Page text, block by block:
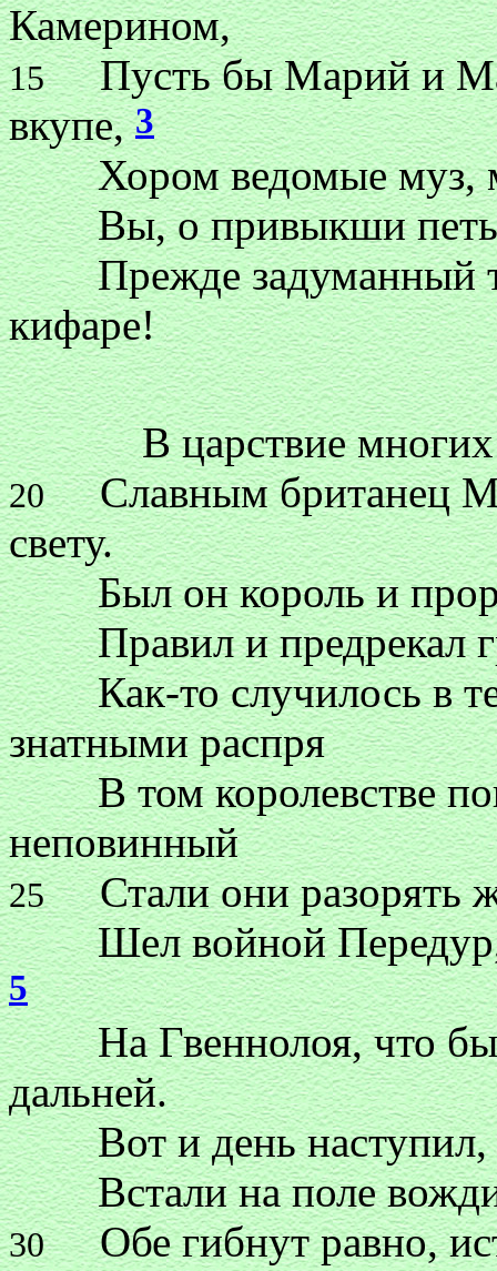
Камерином,
15Пусть бы Марий и
вкупе,3
Хором ведомые муз,
Вы, о привыкши петь
Прежде задуманный
кифаре!
В царствие многих
20Славным британец
свету.
Был он король и
Правил и предрекал
Как-то случилось в те
знатными распря
В том королевстве
неповинный
25Стали они разорять
Шел войной Передур,
5
На Гвеннолоя, что был
дальней.
Вот и день наступил,
Встали на поле вожди,
30Обе гибнут равно,